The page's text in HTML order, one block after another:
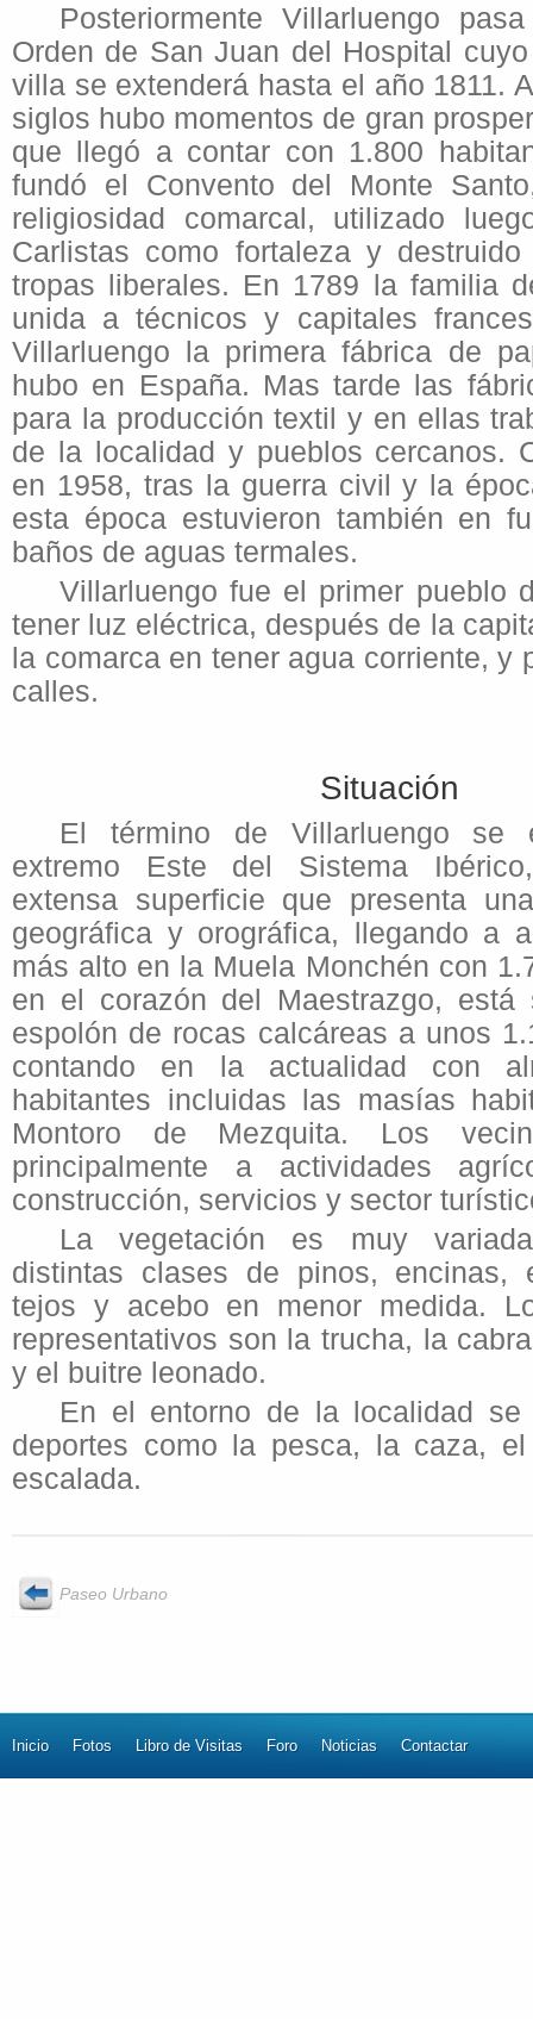
Posteriormente Villarluengo
Orden de San Juan del Hospital
villa se extenderá hasta el año 1811.
siglos hubo momentos de gran
que llegó a contar con 1.800
fundó el Convento del Monte
religiosidad comarcal, utilizado
Carlistas como fortaleza y
tropas liberales. En 1789 la familia
unida a técnicos y capitales
Villarluengo la primera fábrica de
hubo en España. Mas tarde las
para la producción textil y en ellas
de la localidad y pueblos cercanos.
en 1958, tras la guerra civil y la
esta época estuvieron también en
baños de aguas termales.
Villarluengo fue el primer pueblo
tener luz eléctrica, después de la
la comarca en tener agua corriente, y
calles.
Situación
El término de Villarluengo se
extremo Este del Sistema
extensa superficie que presenta
geográfica y orográfica, llegando a
más alto en la Muela Monchén con
en el corazón del Maestrazgo, está
espolón de rocas calcáreas a unos
contando en la actualidad con
habitantes incluidas las masías
Montoro de Mezquita. Los
principalmente a actividades
construcción, servicios y sector
La vegetación es muy
distintas clases de pinos, encinas,
tejos y acebo en menor medida.
representativos son la trucha, la
y el buitre leonado.
En el entorno de la localidad se
deportes como la pesca, la caza,
escalada.
Paseo Urbano
Inicio Fotos Libro de Visitas Foro Noticias Contactar